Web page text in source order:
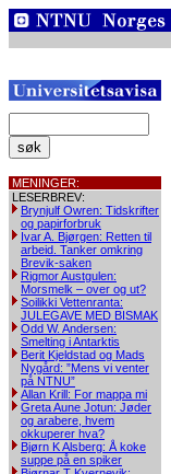
MENINGER:
LESERBREV:
Brynjulf Owren: Tidskrifter
og papirforbruk
Ivar A. Bjørgen: Retten til
arbeid. Tanker omkring
Brevik-saken
Rigmor Austgulen:
Morsmelk – over og ut?
Soilikki Vettenranta:
JULEGAVE MED BISMAK
Odd W. Andersen:
Smelting i Antarktis
Berit Kjeldstad og Mads
Nygård: ”Mens vi venter
på NTNU”
Allan Krill: For mappa mi
Greta Aune Jotun: Jøder
og arabere, hvem
okkuperer hva?
Bjørn K Alsberg: Å koke
suppe på en spiker